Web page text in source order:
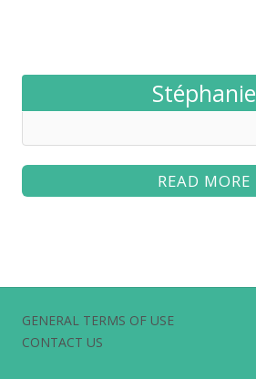
Stéphanie
READ MORE
GENERAL TERMS OF USE
CONTACT US